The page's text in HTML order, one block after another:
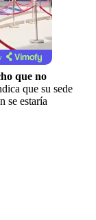
que no
que su sede
se estaría